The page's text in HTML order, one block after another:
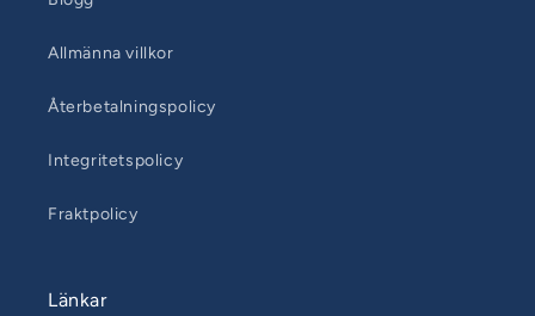
Allmänna villkor
Återbetalningspolicy
Integritetspolicy
Fraktpolicy
Länkar